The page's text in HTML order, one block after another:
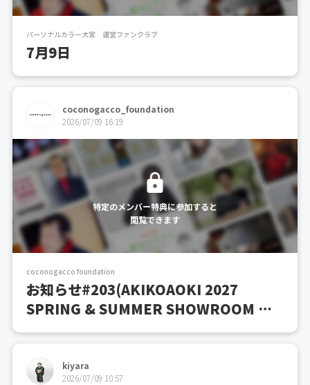
パーソナルカラー大宮 運営ファンクラブ
7月9日
coconogacco_foundation
2026/07/09 16:19
特定のメンバー特典に参加すると
閲覧できます
coconogacco foundation
お知らせ#203(AKIKOAOKI 2027
SPRING & SUMMER SHOWROOM 開
催のお知らせ)
kiyara
2026/07/09 10:57